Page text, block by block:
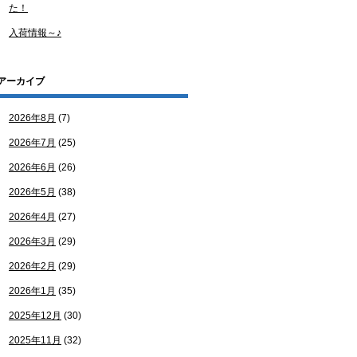
た！
入荷情報～♪
ーカイブ
2026年8月 (7)
2026年7月 (25)
2026年6月 (26)
2026年5月 (38)
2026年4月 (27)
2026年3月 (29)
2026年2月 (29)
2026年1月 (35)
2025年12月 (30)
2025年11月 (32)